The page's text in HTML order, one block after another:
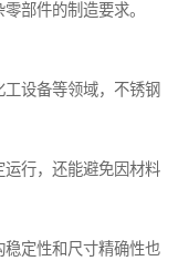
部件的制造要求。
设备等领域，不锈钢
行，还能避免因材料
定性和尺寸精确性也